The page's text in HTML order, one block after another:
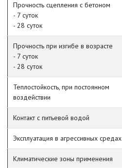
Прочность сцепления с бетоном
- 7 суток
- 28 суток
Прочность при изгибе в возрасте
- 7 суток
- 28 суток
Теплостойкость, при постоянном
воздействии
Контакт с питьевой водой
Эксплуатация в агрессивных средах
Климатические зоны применения